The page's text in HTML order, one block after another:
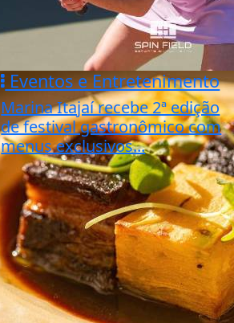
Eventos e Entretenimento
Marina Itajaí recebe 2ª edição
de festival gastronômico com
menus exclusivos...